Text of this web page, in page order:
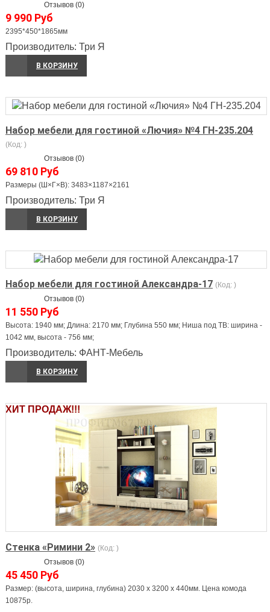
Отзывов (0)
9 990 Руб
2395*450*1865мм
Производитель: Три Я
В КОРЗИНУ
Набор мебели для гостиной «Лючия» №4 ГН-235.204
(Код: )
Отзывов (0)
69 810 Руб
Размеры (Ш×Г×В): 3483×1187×2161
Производитель: Три Я
В КОРЗИНУ
Набор мебели для гостиной Александра-17 (Код: )
Отзывов (0)
11 550 Руб
Высота: 1940 мм; Длина: 2170 мм; Глубина 550 мм; Ниша под ТВ: ширина -
1042 мм, высота - 756 мм;
Производитель: ФАНТ-Мебель
В КОРЗИНУ
ХИТ ПРОДАЖ!!!
Стенка «Римини 2» (Код: )
Отзывов (0)
45 450 Руб
Размер: (высота, ширина, глубина) 2030 х 3200 х 440мм. Цена комода
10875р.